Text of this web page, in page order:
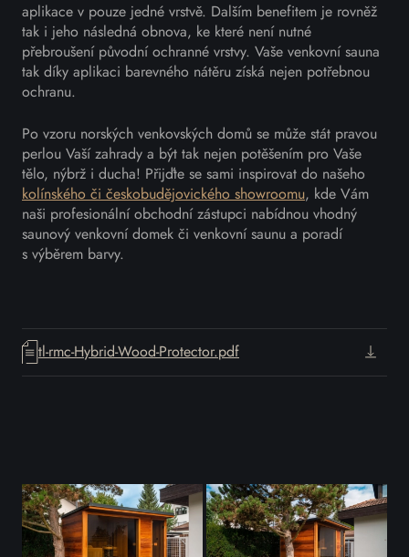
aplikace v pouze jedné vrstvě. Dalším benefitem je rovněž
tak i jeho následná obnova, ke které není nutné
přebroušení původní ochranné vrstvy. Vaše venkovní sauna
tak díky aplikaci barevného nátěru získá nejen potřebnou
ochranu.
Po vzoru norských venkovských domů se může stát pravou
perlou Vaší zahrady a být tak nejen potěšením pro Vaše
tělo, nýbrž i ducha! Přijďte se sami inspirovat do našeho
kolínského či českobudějovického showroomu, kde Vám
naši profesionální obchodní zástupci nabídnou vhodný
saunový venkovní domek či venkovní saunu a poradí
s výběrem barvy.
tl-rmc-Hybrid-Wood-Protector.pdf